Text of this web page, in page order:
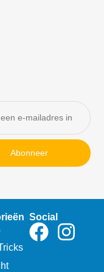
Abonneer
Social